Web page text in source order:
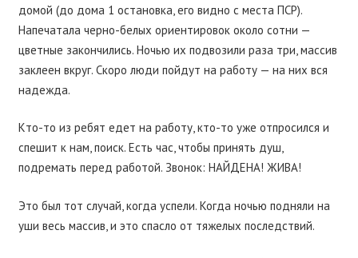
домой (до дома 1 остановка, его видно с места ПСР).
Напечатала черно-белых ориентировок около сотни —
цветные закончились. Ночью их подвозили раза три, массив
заклеен вкруг. Скоро люди пойдут на работу — на них вся
надежда.
Кто-то из ребят едет на работу, кто-то уже отпросился и
спешит к нам, поиск. Есть час, чтобы принять душ,
подремать перед работой. Звонок: НАЙДЕНА! ЖИВА!
Это был тот случай, когда успели. Когда ночью подняли на
уши весь массив, и это спасло от тяжелых последствий.